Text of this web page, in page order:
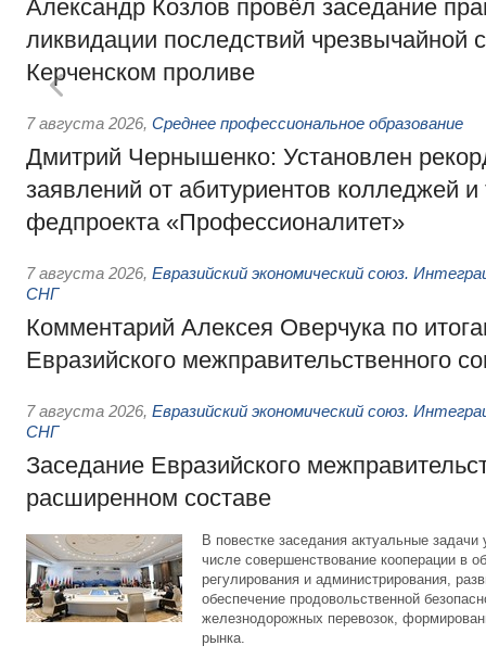
Александр Козлов провёл заседание
ликвидации последствий чрезвычайной
Керченском проливе
7 августа 2026, Среднее профессиональное образование
Дмитрий Чернышенко: Установлен
заявлений от абитуриентов колледжей и
федпроекта «Профессионалитет»
7 августа 2026, Евразийский экономический союз.
СНГ
Комментарий Алексея Оверчука по
Евразийского межправительственного
7 августа 2026, Евразийский экономический союз.
СНГ
Заседание Евразийского
расширенном составе
В повестке заседания актуальные задачи
числе совершенствование кооперации в
регулирования и администрирования,
обеспечение продовольственной
железнодорожных перевозок,
рынка.